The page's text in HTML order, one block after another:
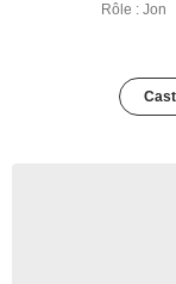
Rôle : Jon